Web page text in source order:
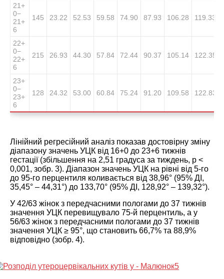
21+
0−
21+
6
145 23.22 52.53 59.58 74.90 87.93 106.28 119.33
22+
0−
22+
6
215 26.93 44.30 57.84 72.44 90.37 105.14 122.35
23+
0−
23+
6
128 24.32 53.00 60.84 75.24 91.20 109.58 122.83
Лінійний регресійний аналіз показав достовірну зміну
діапазону значень УЦК від 16+0 до 23+6 тижнів
гестації (збільшення на 2,51 градуса за тиждень, р <
0,001, зобр. 3). Діапазон значень УЦК на рівні від 5-го
до 95-го перцентиля коливається від 38,96° (95% ДІ,
35,45° – 44,31°) до 133,70° (95% ДІ, 128,92° – 139,32°).
У 42/63 жінок з передчасними пологами до 37 тижнів
значення УЦК перевищувало 75-й перцентиль, а у
56/63 жінок з передчасними пологами до 37 тижнів
значення УЦК ≥ 95°, що становить 66,7% та 88,9%
відповідно (зобр. 4).